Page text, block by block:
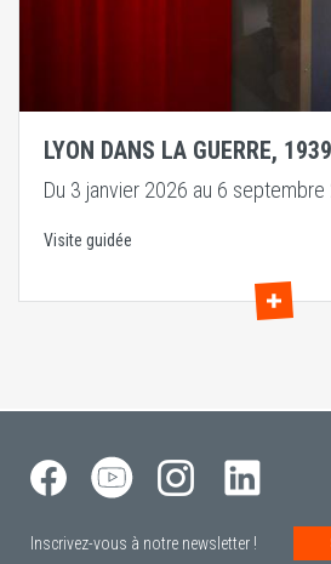
LYON DANS LA GUERRE,
Du 3 janvier 2026 au 6 septembre
Visite guidée
Inscrivez-vous à notre newsletter !